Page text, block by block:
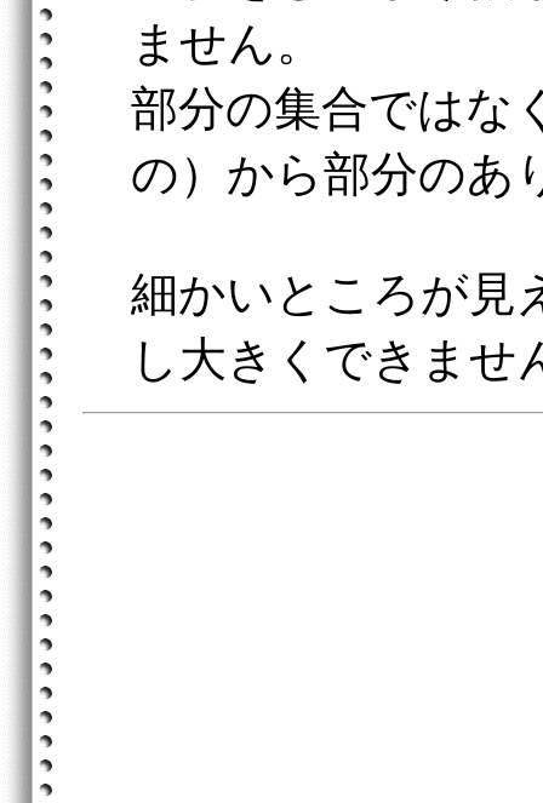
ません。
部分の集合ではな
の）から部分のあ
細かいところが見
し大きくできませ